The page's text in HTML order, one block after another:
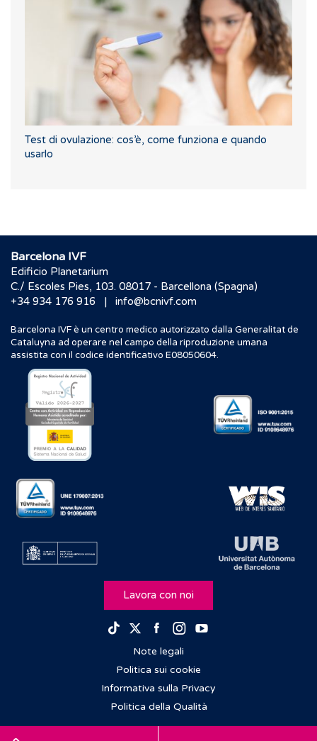
Test di ovulazione: cos’è, come funziona e quando
usarlo
Barcelona IVF
Edificio Planetarium
C./ Escoles Pies, 103. 08017 - Barcellona (Spagna)
+34 934 176 916
| info@bcnivf.com
Barcelona IVF è un centro medico autorizzato dalla Generalitat de
Cataluyna ad operare nel campo della riproduzione umana
assistita con il codice identificativo E08050604.
Lavora con noi
TikTokTwitterFacebook
Instagram
Note legali
Politica sui cookie
Informativa sulla Privacy
Politica della Qualità